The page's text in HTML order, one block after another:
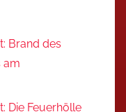
Brand des
am
Die Feuerhölle